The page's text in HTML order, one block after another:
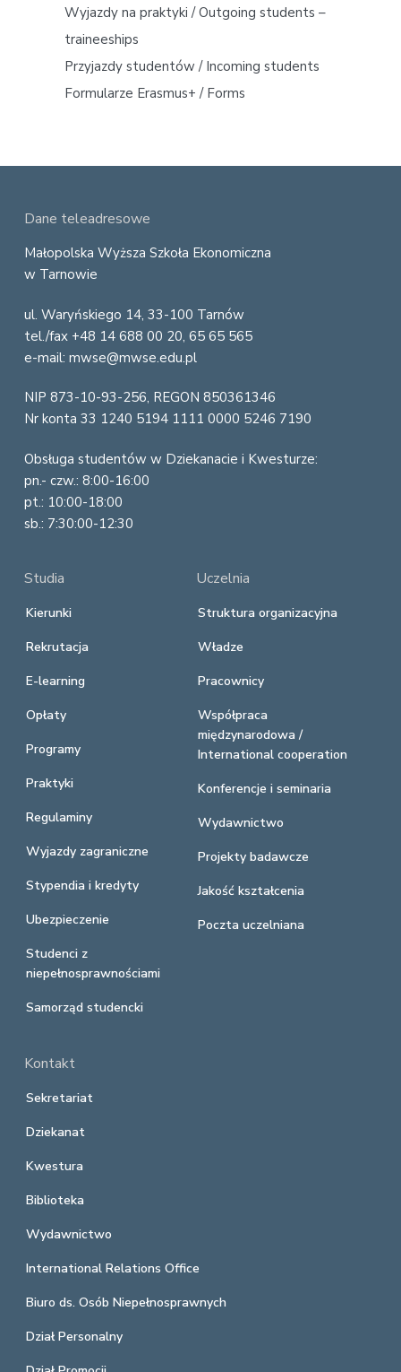
Wyjazdy na praktyki / Outgoing students –
traineeships
Przyjazdy studentów / Incoming students
Formularze Erasmus+ / Forms
Dane teleadresowe
Małopolska Wyższa Szkoła Ekonomiczna
w Tarnowie
ul. Waryńskiego 14, 33-100 Tarnów
tel./fax +48 14 688 00 20, 65 65 565
e-mail: mwse@mwse.edu.pl
NIP 873-10-93-256, REGON 850361346
Nr konta 33 1240 5194 1111 0000 5246 7190
Obsługa studentów w Dziekanacie i Kwesturze:
pn.- czw.: 8:00-16:00
pt.: 10:00-18:00
sb.: 7:30:00-12:30
Studia
Kierunki
Rekrutacja
E-learning
Opłaty
Programy
Praktyki
Regulaminy
Wyjazdy zagraniczne
Stypendia i kredyty
Ubezpieczenie
Studenci z
niepełnosprawnościami
Samorząd studencki
Uczelnia
Struktura organizacyjna
Władze
Pracownicy
Współpraca
międzynarodowa /
International cooperation
Konferencje i seminaria
Wydawnictwo
Projekty badawcze
Jakość kształcenia
Poczta uczelniana
Kontakt
Sekretariat
Dziekanat
Kwestura
Biblioteka
Wydawnictwo
International Relations Office
Biuro ds. Osób Niepełnosprawnych
Dział Personalny